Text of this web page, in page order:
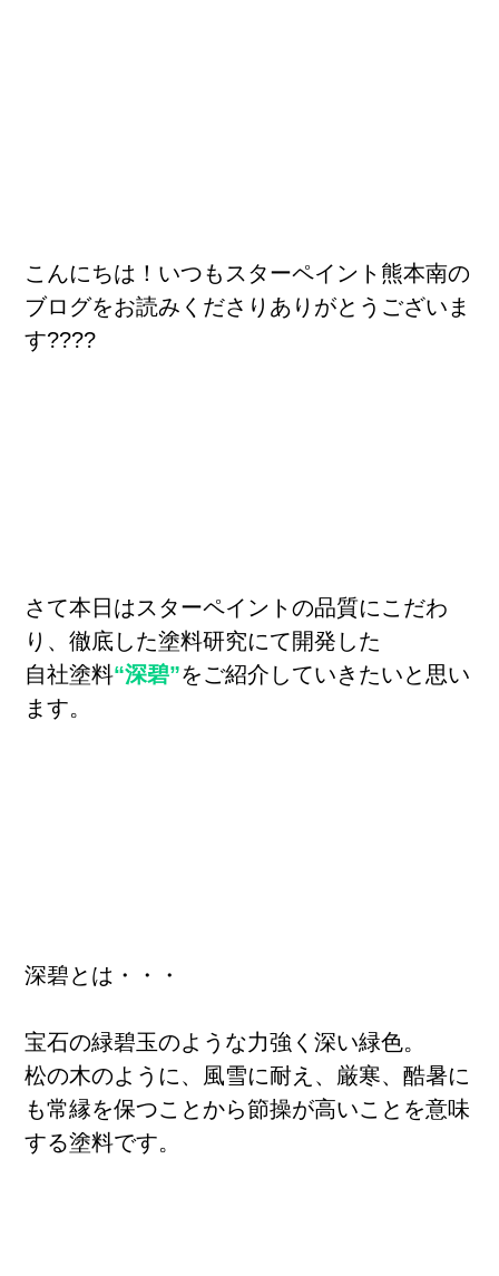
こんにちは！いつもスターペイント熊本南の
ブログをお読みくださりありがとうございま
す????
さて本日はスターペイントの品質にこだわ
り、徹底した塗料研究にて開発した
自社塗料“深碧”をご紹介していきたいと思い
ます。
深碧とは・・・
宝石の緑碧玉のような力強く深い緑色。
松の木のように、風雪に耐え、厳寒、酷暑に
も常縁を保つことから節操が高いことを意味
する塗料です。